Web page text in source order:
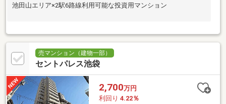
池田山エリア×2駅6路線利用可能な投資用マンション
売マンション（建物一部）
セントパレス池袋
2,700万円
利回り 4.22％